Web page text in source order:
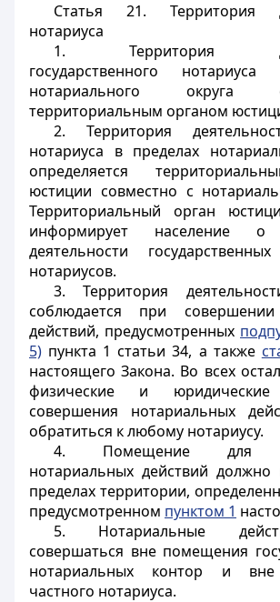
Статья 21. Территория
нотариуса
1. Территория
государственного
нотариального округа
территориальным органом
2. Территория
нотариуса в пределах
определяется
юстиции совместно с
Территориальный орган
информирует население о
деятельности
нотариусов.
3. Территория
соблюдается при совершении
действий, предусмотренных
5) пункта 1 статьи 34, а также
настоящего Закона. Во всех
физические и
совершения нотариальных
обратиться к любому нотариусу.
4. Помещение для
нотариальных действий должно
пределах территории,
предусмотренном пунктом 1
5. Нотариальные
совершаться вне помещения
нотариальных контор и
частного нотариуса.